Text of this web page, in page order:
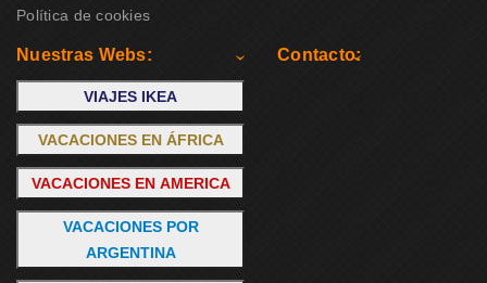
Política de cookies
Nuestras Webs:
VIAJES IKEA
VACACIONES EN ÁFRICA
VACACIONES EN AMERICA
VACACIONES POR
ARGENTINA
Contacto: